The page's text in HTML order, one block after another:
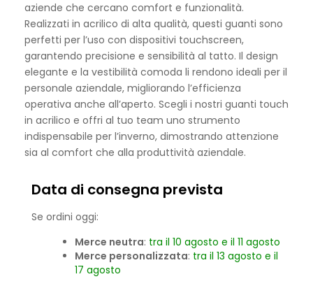
aziende che cercano comfort e funzionalità.
Realizzati in acrilico di alta qualità, questi guanti sono
perfetti per l’uso con dispositivi touchscreen,
garantendo precisione e sensibilità al tatto. Il design
elegante e la vestibilità comoda li rendono ideali per il
personale aziendale, migliorando l’efficienza
operativa anche all’aperto. Scegli i nostri guanti touch
in acrilico e offri al tuo team uno strumento
indispensabile per l’inverno, dimostrando attenzione
sia al comfort che alla produttività aziendale.
Data di consegna prevista
Se ordini oggi:
Merce neutra: tra il 10 agosto e il 11 agosto
Merce personalizzata: tra il 13 agosto e il
17 agosto